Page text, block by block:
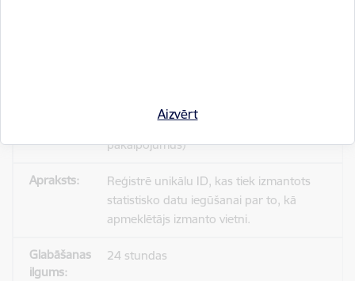
Aizvērt
Statistikas sīkdatnes (nepieciešamas, lai
uzlabotu vietnes darbību un
pakalpojumus)
Reģistrē unikālu ID, kas tiek izmantots
statistisko datu iegūšanai par to, kā
apmeklētājs izmanto vietni.
24 stundas